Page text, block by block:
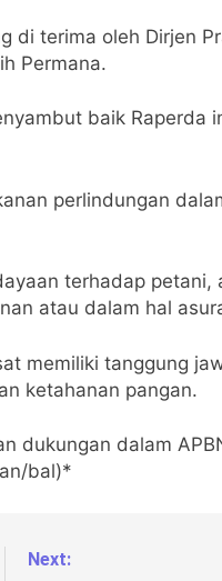
di terima oleh Dirjen
Permana.
baik Raperda
perlindungan
terhadap petani,
atau dalam hal
memiliki tanggung
ketahanan pangan.
dukungan dalam
bal)*
Next: